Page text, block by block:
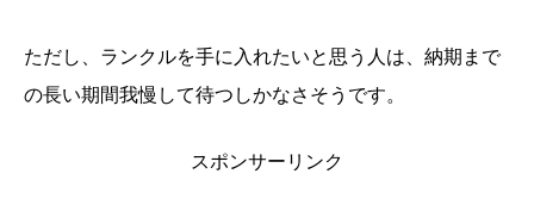
ただし、ランクルを手に入れたいと思う人は、納期まで
の長い期間我慢して待つしかなさそうです。
スポンサーリンク